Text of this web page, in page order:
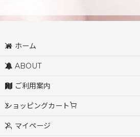
ホーム
ABOUT
ご利用案内
ショッピングカート
マイページ